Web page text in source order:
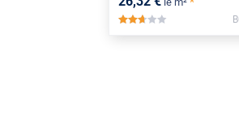
*****